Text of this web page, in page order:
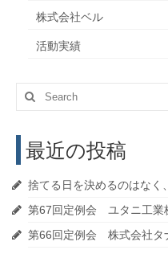
株式会社ベル
活動実績
Search
for:
最近の投稿
捨てる日を決めるのはなく
第67回定例会 ユタニ工業
第66回定例会 株式会社タ